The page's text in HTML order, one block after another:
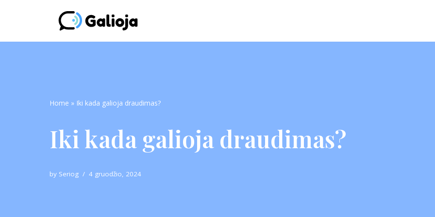
Home » Iki kada galioja draudimas?
Iki kada galioja draudimas?
by Seriog 4 gruodžio, 2024